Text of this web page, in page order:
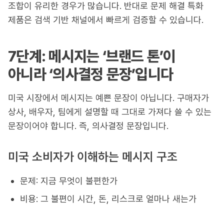
조합이 유리한 경우가 많습니다. 반대로 문제 해결 특화
제품은 검색 기반 채널에서 빠르게 검증할 수 있습니다.
7단계: 메시지는 ‘브랜드 톤’이
아니라 ‘의사결정 문장’입니다
미국 시장에서 메시지는 예쁜 문장이 아닙니다. 구매자가
상사, 배우자, 팀에게 설명할 때 그대로 가져다 쓸 수 있는
문장이어야 합니다. 즉, 의사결정 문장입니다.
미국 소비자가 이해하는 메시지 구조
문제: 지금 무엇이 불편한가
비용: 그 불편이 시간, 돈, 리스크로 얼마나 새는가